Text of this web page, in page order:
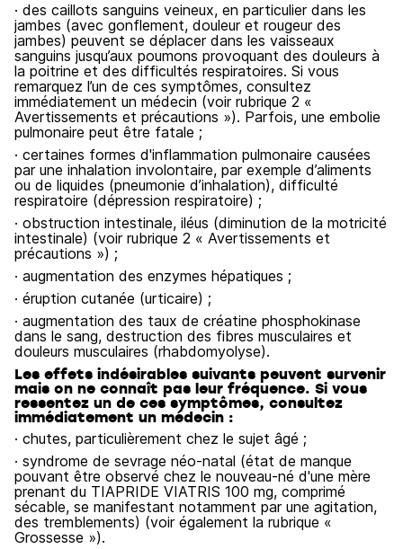
· des caillots sanguins veineux, en particulier dans les
jambes (avec gonflement, douleur et rougeur des
jambes) peuvent se déplacer dans les vaisseaux
sanguins jusqu’aux poumons provoquant des douleurs à
la poitrine et des difficultés respiratoires. Si vous
remarquez l’un de ces symptômes, consultez
immédiatement un médecin (voir rubrique 2 «
Avertissements et précautions »). Parfois, une embolie
pulmonaire peut être fatale ;
· certaines formes d'inflammation pulmonaire causées
par une inhalation involontaire, par exemple d’aliments
ou de liquides (pneumonie d’inhalation), difficulté
respiratoire (dépression respiratoire) ;
· obstruction intestinale, iléus (diminution de la motricité
intestinale) (voir rubrique 2 « Avertissements et
précautions ») ;
· augmentation des enzymes hépatiques ;
· éruption cutanée (urticaire) ;
· augmentation des taux de créatine phosphokinase
dans le sang, destruction des fibres musculaires et
douleurs musculaires (rhabdomyolyse).
Les effets indésirables suivants peuvent survenir
mais on ne connaît pas leur fréquence. Si vous
ressentez un de ces symptômes, consultez
immédiatement un médecin :
· chutes, particulièrement chez le sujet âgé ;
· syndrome de sevrage néo-natal (état de manque
pouvant être observé chez le nouveau-né d'une mère
prenant du TIAPRIDE VIATRIS 100 mg, comprimé
sécable, se manifestant notamment par une agitation,
des tremblements) (voir également la rubrique «
Grossesse »).